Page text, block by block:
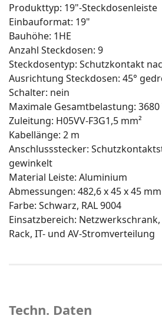
Produkttyp: 19"-Steckdosenleiste
Einbauformat: 19"
Bauhöhe: 1HE
Anzahl Steckdosen: 9
Steckdosentyp: Schutzkontakt
Ausrichtung Steckdosen: 45°
Schalter: nein
Maximale Gesamtbelastung: 3680
Zuleitung: H05VV-F3G1,5 mm²
Kabellänge: 2 m
Anschlussstecker:
gewinkelt
Material Leiste: Aluminium
Abmessungen: 482,6 x 45 x 45 mm
Farbe: Schwarz, RAL 9004
Einsatzbereich:
Rack, IT- und AV-Stromverteilung
Techn. Daten